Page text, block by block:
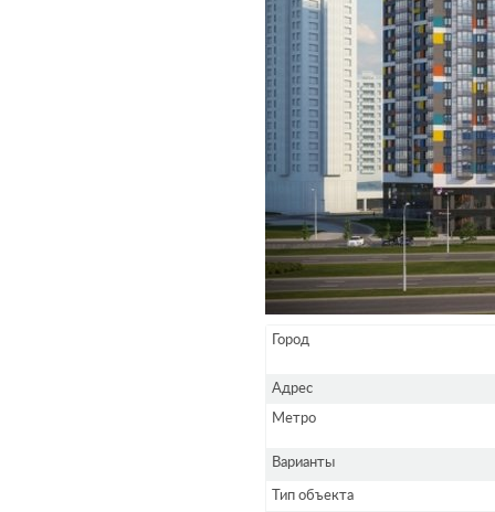
Город
Адрес
Метро
Варианты
Тип объекта